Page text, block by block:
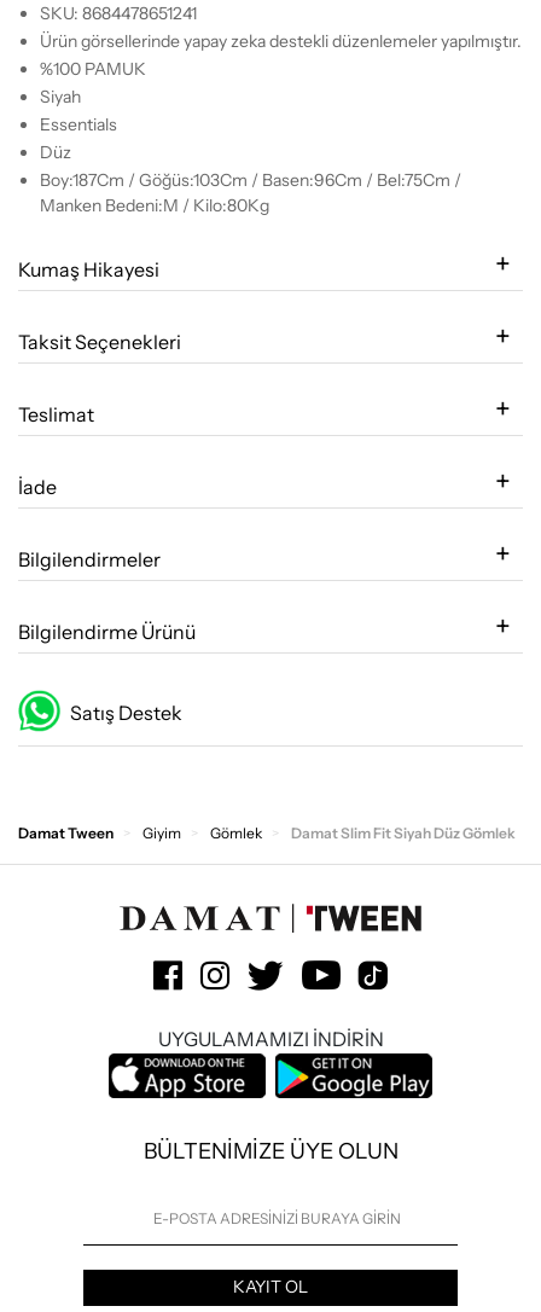
SKU: 8684478651241
Ürün görsellerinde yapay zeka destekli düzenlemeler yapılmıştır.
%100 PAMUK
Siyah
Essentials
Düz
Boy:187Cm / Göğüs:103Cm / Basen:96Cm / Bel:75Cm /
Manken Bedeni:M / Kilo:80Kg
Kumaş Hikayesi
Taksit Seçenekleri
Teslimat
İade
Bilgilendirmeler
Bilgilendirme Ürünü
Satış Destek
Damat Tween Giyim Gömlek Damat Slim Fit Siyah Düz Gömlek
UYGULAMAMIZI İNDİRİN
BÜLTENİMİZE ÜYE OLUN
KAYIT OL